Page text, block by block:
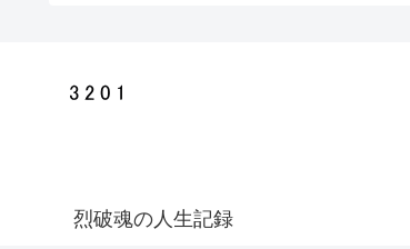
烈破魂の人生記録